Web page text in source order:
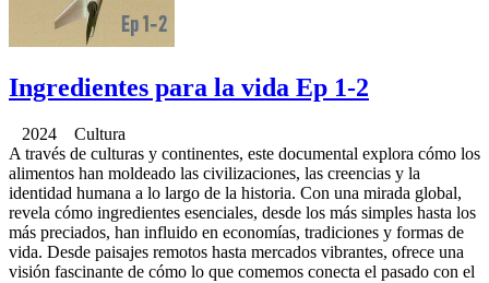
Ingredientes para la vida Ep 1-2
2024 Cultura
A través de culturas y continentes, este documental explora cómo los
alimentos han moldeado las civilizaciones, las creencias y la
identidad humana a lo largo de la historia. Con una mirada global,
revela cómo ingredientes esenciales, desde los más simples hasta los
más preciados, han influido en economías, tradiciones y formas de
vida. Desde paisajes remotos hasta mercados vibrantes, ofrece una
visión fascinante de cómo lo que comemos conecta el pasado con el